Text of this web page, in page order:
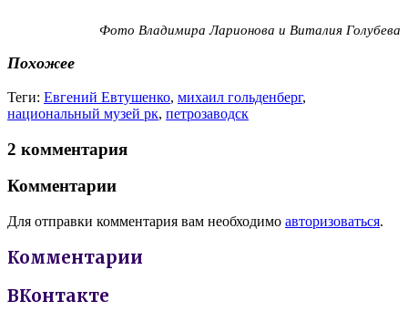
Фото Владимира Ларионова и Виталия Голубева
Похожее
Теги: Евгений Евтушенко, михаил гольденберг,
национальный музей рк, петрозаводск
2 комментария
Комментарии
Для отправки комментария вам необходимо авторизоваться.
Комментарии
ВКонтакте